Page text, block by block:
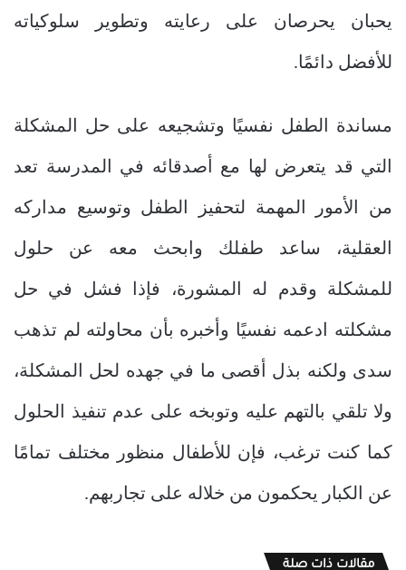
يحبان يحرصان على رعايته وتطوير سلوكياته
للأفضل دائمًا.
مساندة الطفل نفسيًا وتشجيعه على حل المشكلة
التي قد يتعرض لها مع أصدقائه في المدرسة تعد
من الأمور المهمة لتحفيز الطفل وتوسيع مداركه
العقلية، ساعد طفلك وابحث معه عن حلول
للمشكلة وقدم له المشورة، فإذا فشل في حل
مشكلته ادعمه نفسيًا وأخبره بأن محاولته لم تذهب
سدى ولكنه بذل أقصى ما في جهده لحل المشكلة،
ولا تلقي بالتهم عليه وتوبخه على عدم تنفيذ الحلول
كما كنت ترغب، فإن للأطفال منظور مختلف تمامًا
عن الكبار يحكمون من خلاله على تجاربهم.
مقالات ذات صلة